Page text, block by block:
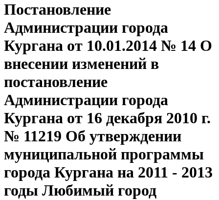
Постановление
Администрации города
Кургана от 10.01.2014 № 14 О
внесении изменений в
постановление
Администрации города
Кургана от 16 декабря 2010 г.
№ 11219 Об утверждении
муниципальной программы
города Кургана на 2011 - 2013
годы Любимый город